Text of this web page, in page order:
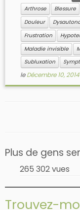
Arthrose Blessure
Douleur
Frustration
Maladie invisible
Subluxation
leDécembre 10, 2014
Plus de gens
265 302 vues
Trouvez-